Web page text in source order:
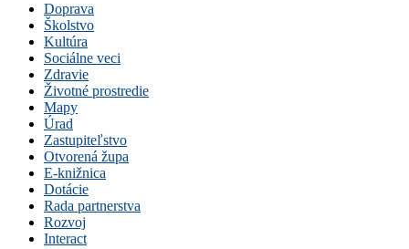
Doprava
Školstvo
Kultúra
Sociálne veci
Zdravie
Životné prostredie
Mapy
Úrad
Zastupiteľstvo
Otvorená župa
E-knižnica
Dotácie
Rada partnerstva
Rozvoj
Interact